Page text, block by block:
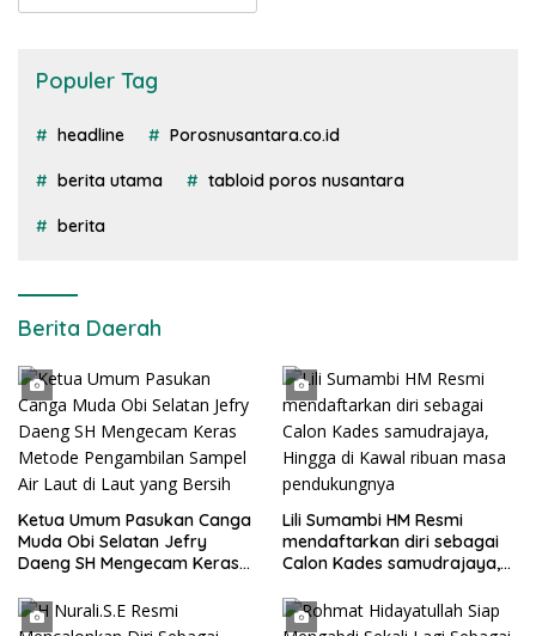
Populer Tag
headline Porosnusantara.co.id
berita utama tabloid poros nusantara
berita
Berita Daerah
Ketua Umum Pasukan Canga
Muda Obi Selatan Jefry
Daeng SH Mengecam Keras
Air Laut di Laut yang Bersih
Lili Sumambi HM Resmi
mendaftarkan diri sebagai
Calon Kades samudrajaya,
pendukungnya